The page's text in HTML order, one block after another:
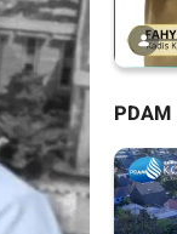
PDAM